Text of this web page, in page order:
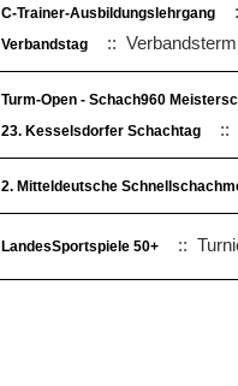
C-Trainer-Ausbildungslehrgang
Verbandstag ::
Turm-Open - Schach960
23. Kesselsdorfer Schachtag ::
2. Mitteldeutsche
LandesSportspiele 50+ ::